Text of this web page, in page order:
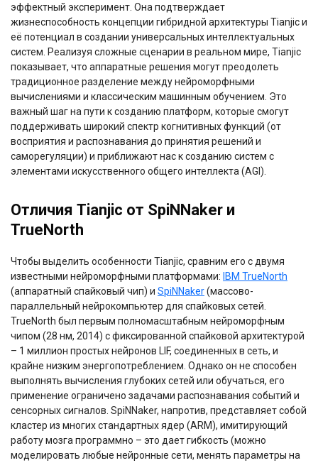
эффектный эксперимент. Она подтверждает
жизнеспособность концепции гибридной архитектуры Tianjic и
её потенциал в создании универсальных интеллектуальных
систем. Реализуя сложные сценарии в реальном мире, Tianjic
показывает, что аппаратные решения могут преодолеть
традиционное разделение между нейроморфными
вычислениями и классическим машинным обучением. Это
важный шаг на пути к созданию платформ, которые смогут
поддерживать широкий спектр когнитивных функций (от
восприятия и распознавания до принятия решений и
саморегуляции) и приближают нас к созданию систем с
элементами искусственного общего интеллекта (AGI).
Отличия Tianjic от SpiNNaker и
TrueNorth
Чтобы выделить особенности Tianjic, сравним его с двумя
известными нейроморфными платформами: IBM TrueNorth
(аппаратный спайковый чип) и SpiNNaker(массово-
параллельный нейрокомпьютер для спайковых сетей.
TrueNorth был первым полномасштабным нейроморфным
чипом (28 нм, 2014) с фиксированной спайковой архитектурой
– 1 миллион простых нейронов LIF, соединенных в сеть, и
крайне низким энергопотреблением. Однако он не способен
выполнять вычисления глубоких сетей или обучаться, его
применение ограничено задачами распознавания событий и
сенсорных сигналов. SpiNNaker, напротив, представляет собой
кластер из многих стандартных ядер (ARM), имитирующий
работу мозга программно – это дает гибкость (можно
моделировать любые нейронные сети, менять параметры на